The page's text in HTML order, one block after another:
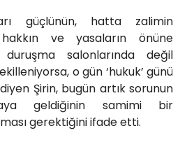
güçlünün, hatta zalimin
hakkın ve yasaların önüne
salonlarında değil
o gün ‘hukuk’ günü
Şirin, bugün artık sorunun
geldiğinin samimi bir
gerektiğini ifade etti.